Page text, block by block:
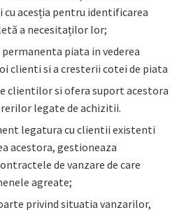
acesția pentru identificarea
a necesitaților lor;
piata in vederea
clienti si a cresterii cotei de piata
clientilor si ofera suport acestora
legate de achizitii.
legatura cu clientii existenti
acestora, gestioneaza
de vanzare de care
agreate;
privind situatia vanzarilor,